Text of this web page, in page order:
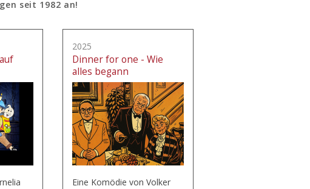
seit 1982 an!
2025
Dinner for one - Wie
alles begann
Eine Komödie von Volker